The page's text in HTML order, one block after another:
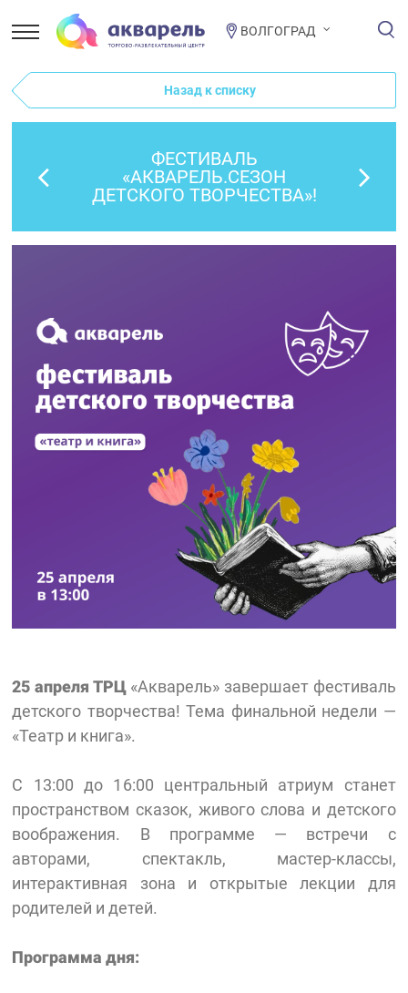
ВОЛГОГРАД
Назад к списку
ФЕСТИВАЛЬ
«АКВАРЕЛЬ.СЕЗОН
ДЕТСКОГО ТВОРЧЕСТВА»!
25 апреля ТРЦ«Акварель» завершает фестиваль
детского творчества! Тема финальной недели —
«Театр и книга».
С 13:00 до 16:00 центральный атриум станет
пространством сказок, живого слова и детского
воображения. В программе — встречи с
авторами, спектакль, мастер-классы,
интерактивная зона и открытые лекции для
родителей и детей.
Программа дня: